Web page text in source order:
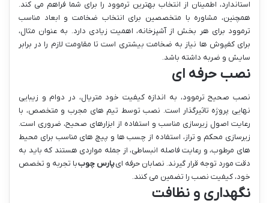
استاندارد، اطمینان از انتخاب بهترین ترموود را برای شما فراهم می کند.
همچنین، مشاوره با متخصصین برای انتخاب ضخامت و ابعاد مناسب
ترموود برای هر بخش از آشپزخانه، اهمیت زیادی دارد. به عنوان مثال،
برای کفپوش ها نیاز به ضخامت بیشتری است تا مقاومت لازم را در برابر
سایش و ضربه داشته باشد.
نصب حرفه ای
نصب صحیح ترموود، به اندازه کیفیت خود متریال، در دوام و زیبایی
نهایی پروژه تاثیرگذار است. نصب توسط تیم های مجرب و متخصص، با
رعایت اصول زیرسازی مناسب و استفاده از ابزارهای صحیح، ضروری است.
زیرسازی محکم و تراز، استفاده از چسب ها و پیچ های مناسب برای محیط
های مرطوب، و رعایت فاصله انبساطی، از جمله مواردی هستند که باید به
دقت مورد توجه قرار گیرند. نصابان حرفه ایپارس چوببا تجربه و تخصص
خود، کیفیت نصب را تضمین می کنند.
نگهداری و نظافت